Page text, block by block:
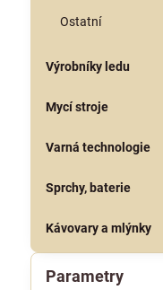
Parametry
Ostatní
Výrobníky ledu
Mycí stroje
Varná technologie
Sprchy, baterie
Kávovary a mlýnky